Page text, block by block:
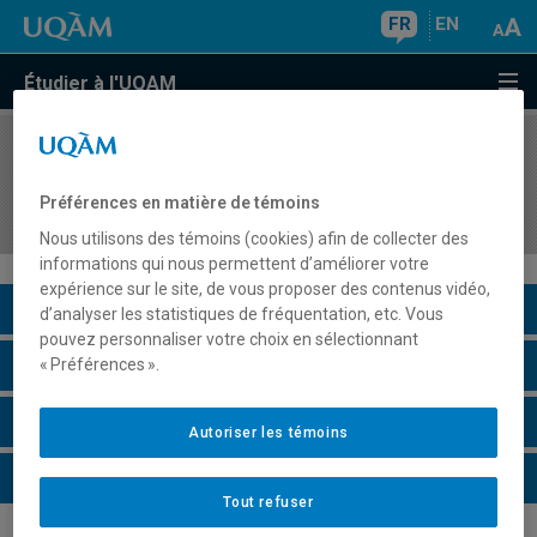
FR EN
Étudier à l'UQAM
COURS//
projectification
Description du cours
Horaire - Été 2026
Horaire - Automne 2026
Horaire - Hiver 2027
Préférences en matière de témoins
Nous utilisons des témoins (cookies) afin de collecter des
informations qui nous permettent d’améliorer votre
expérience sur le site, de vous proposer des contenus vidéo,
d’analyser les statistiques de fréquentation, etc. Vous
pouvez personnaliser votre choix en sélectionnant
« Préférences ».
Tout refuser
Autoriser les témoins